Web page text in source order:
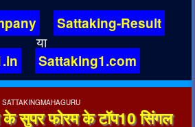
Sattaking-Result
या
Sattaking1.com
SATTAKINGMAHAGURU
के सुपर फोरम के टॉप10 सिंगल